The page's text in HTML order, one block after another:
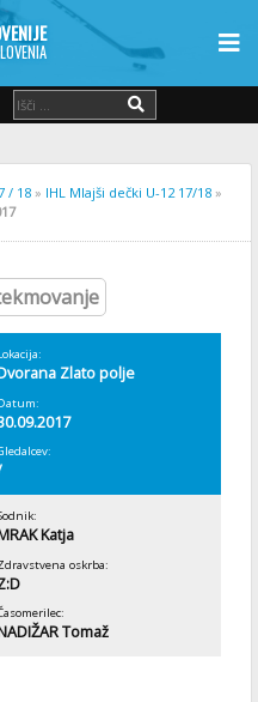
/ 18 » IHL Mlajši dečki U-12 17/18 »
Zlato polje
Katja
oskrba:
Tomaž